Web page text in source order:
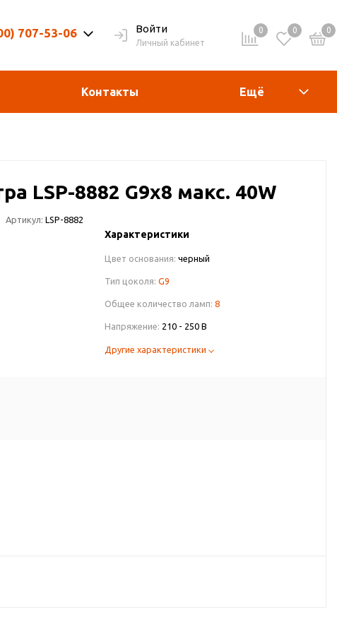
707-53-06 Войти
Личный кабинет
0 0 0
Контакты Ещё
LSP-8882 G9x8 макс. 40W
Артикул: LSP-8882
Характеристики
Цвет основания: черный
Тип цоколя: G9
Общее количество ламп: 8
Напряжение: 210 - 250 В
Другие характеристики